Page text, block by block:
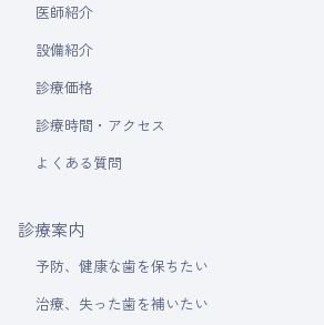
医師紹介
設備紹介
診療価格
診療時間・アクセス
よくある質問
診療案内
予防、健康な歯を保ちたい
治療、失った歯を補いたい